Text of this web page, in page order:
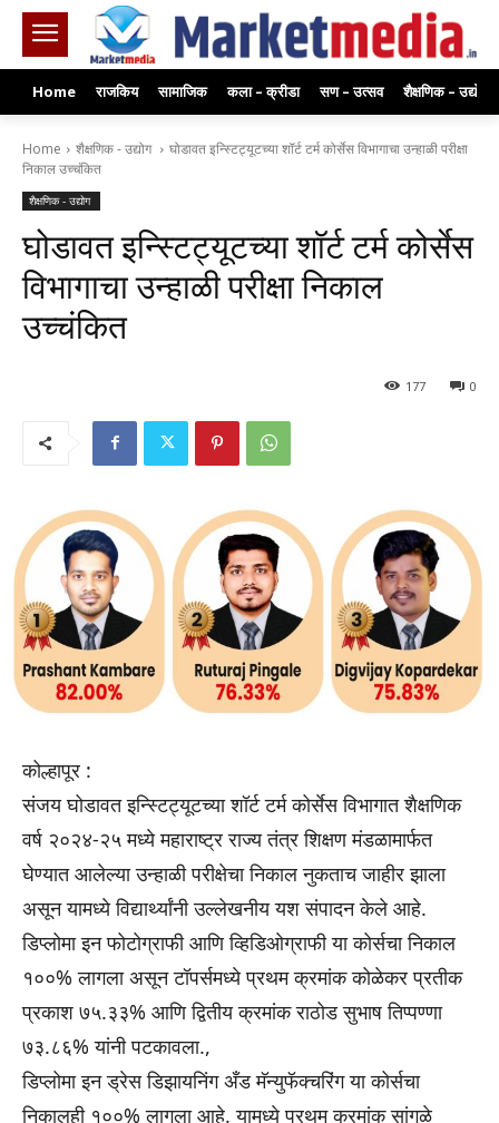
Home राजकिय सामाजिक कला – क्रीडा सण – उत्सव शैक्षणिक – उद्योग
Home शैक्षणिक - उद्योग
घोडावत इन्स्टिट्यूटच्या शॉर्ट टर्म कोर्सेस विभागाचा उन्हाळी परीक्षा
निकाल उच्चंकित
शैक्षणिक - उद्योग
घोडावत इन्स्टिट्यूटच्या शॉर्ट टर्म कोर्सेस
विभागाचा उन्हाळी परीक्षा निकाल
उच्चंकित
0
177
कोल्हापूर :
संजय घोडावत इन्स्टिट्यूटच्या शॉर्ट टर्म कोर्सेस विभागात शैक्षणिक
वर्ष २०२४-२५ मध्ये महाराष्ट्र राज्य तंत्र शिक्षण मंडळामार्फत
घेण्यात आलेल्या उन्हाळी परीक्षेचा निकाल नुकताच जाहीर झाला
असून यामध्ये विद्यार्थ्यांनी उल्लेखनीय यश संपादन केले आहे.
डिप्लोमा इन फोटोग्राफी आणि व्हिडिओग्राफी या कोर्सचा निकाल
१००% लागला असून टॉपर्समध्ये प्रथम क्रमांक कोळेकर प्रतीक
प्रकाश ७५.३३% आणि द्वितीय क्रमांक राठोड सुभाष तिप्पण्णा
७३.८६% यांनी पटकावला.,
डिप्लोमा इन ड्रेस डिझायनिंग अँड मॅन्युफॅक्चरिंग या कोर्सचा
निकालही १००% लागला आहे. यामध्ये प्रथम क्रमांक सांगळे